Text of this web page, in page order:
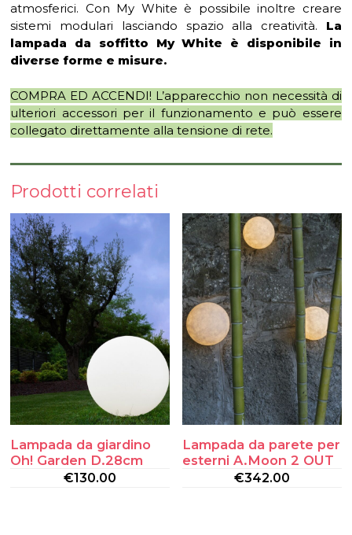
atmosferici. Con My White è possibile inoltre creare
sistemi modulari lasciando spazio alla creatività. La
lampada da soffitto My White è disponibile in
diverse forme e misure.
COMPRA ED ACCENDI! L’apparecchio non necessità di
ulteriori accessori per il funzionamento e può essere
collegato direttamente alla tensione di rete.
Prodotti correlati
Lampada da giardino
Oh! Garden D.28cm
€130.00
Lampada da parete per
esterni A.Moon 2 OUT
€342.00